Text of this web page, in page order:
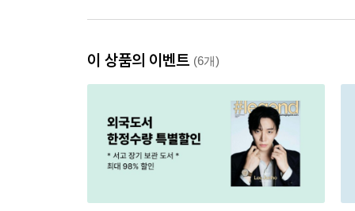
이 상품의 이벤트 (6개)